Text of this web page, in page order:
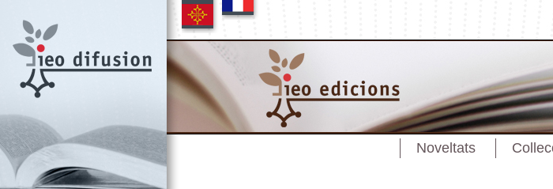
Noveltats